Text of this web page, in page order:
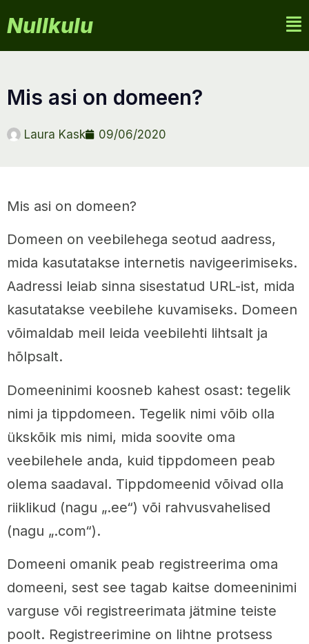
Nullkulu
mis asi on domeen?
Laura Kask 09/06/2020
Mis asi on domeen?
Domeen on veebilehega seotud aadress,
mida kasutatakse internetis navigeerimiseks.
Aadressi leiab sinna sisestatud URL-ist, mida
kasutatakse veebilehe kuvamiseks. Domeen
võimaldab meil leida veebilehti lihtsalt ja
hõlpsalt.
Domeeninimi koosneb kahest osast: tegelik
nimi ja tippdomeen. Tegelik nimi võib olla
ükskõik mis nimi, mida soovite oma
veebilehele anda, kuid tippdomeen peab
olema saadaval. Tippdomeenid võivad olla
riiklikud (nagu „.ee“) või rahvusvahelised
(nagu „.com“).
Domeeni omanik peab registreerima oma
domeeni, sest see tagab kaitse domeeninimi
varguse või registreerimata jätmine teiste
poolt. Registreerimine on lihtne protsess